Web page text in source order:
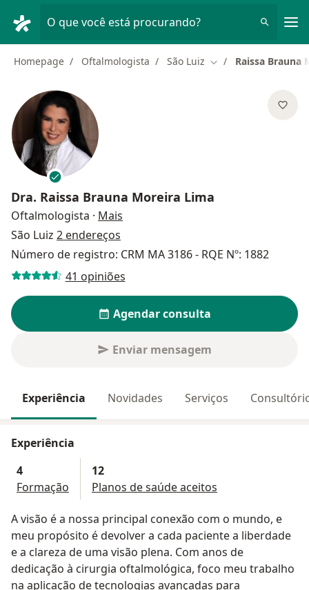
O que você está procurando?
Homepage Oftalmologista São Luiz Mudar de cidade
Raissa Brauna
Dra. Raissa Brauna Moreira Lima
Oftalmologista · Mais
São Luiz 2 endereços
Número de registro: CRM MA 3186 - RQE Nº: 1882
41 opiniões
Agendar consulta
Enviar mensagem
Experiência Novidades Serviços
Experiência
4
Formação
12
Planos de saúde aceitos
A visão é a nossa principal conexão com o mundo, e
meu propósito é devolver a cada paciente a liberdade
e a clareza de uma visão plena. Com anos de
dedicação à cirurgia oftalmológica, foco meu trabalho
na aplicação de tecnologias avançadas para